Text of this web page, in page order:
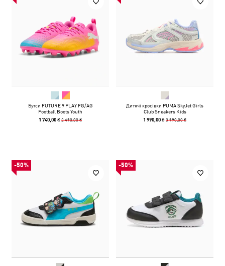
Бутси FUTURE 9 PLAY FG/AG
Football Boots Youth
1 740,00 ₴2 490,00 ₴
Дитячі кросівки PUMA SkyJet Girls
Club Sneakers Kids
1 990,00 ₴3 990,00 ₴
-50% -50%